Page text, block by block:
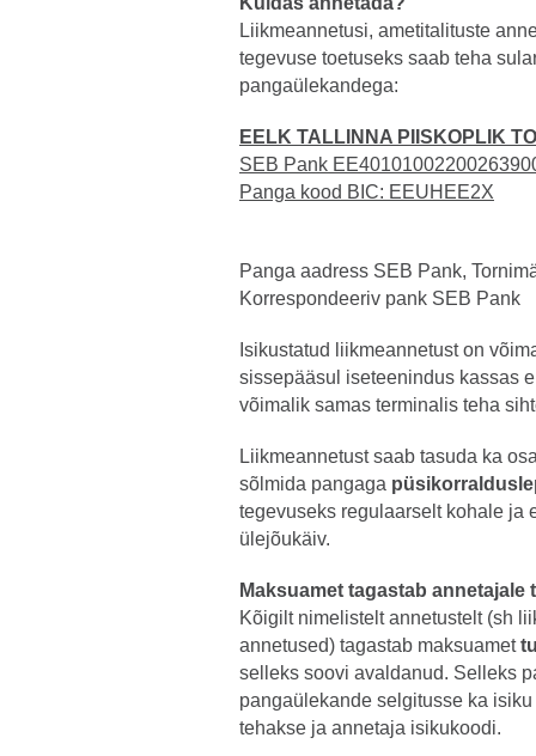
Liikmeannetusi, ametitalituste
tegevuse toetuseks saab teha
pangaülekandega:
EELK TALLINNA PIISKOPLIK
SEB Pank
Panga kood BIC: EEUHEE2X
Panga aadress SEB Pank,
Korrespondeeriv pank SEB Pank
Isikustatud liikmeannetust on
sissepääsul iseteenindus kassas
võimalik samas terminalis teha
Liikmeannetust saab tasuda ka
sõlmida pangaga
tegevuseks regulaarselt kohale ja
ülejõukäiv.
Maksuamet tagastab annetajale
Kõigilt nimelistelt annetustelt (sh
annetused) tagastab maksuamet
selleks soovi avaldanud. Selleks
pangaülekande selgitusse ka
tehakse ja annetaja isikukoodi.